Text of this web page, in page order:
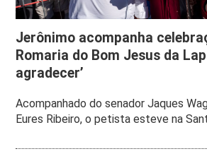
Jerônimo acompanha
Romaria do Bom Jesus da
agradecer’
Acompanhado do senador Jaques
Eures Ribeiro, o petista esteve na